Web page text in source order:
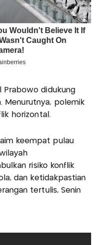
Prabowo didukung
Menurutnya, polemik
horizontal.
keempat pulau
risiko konflik
dan ketidakpastian
tertulis, Senin